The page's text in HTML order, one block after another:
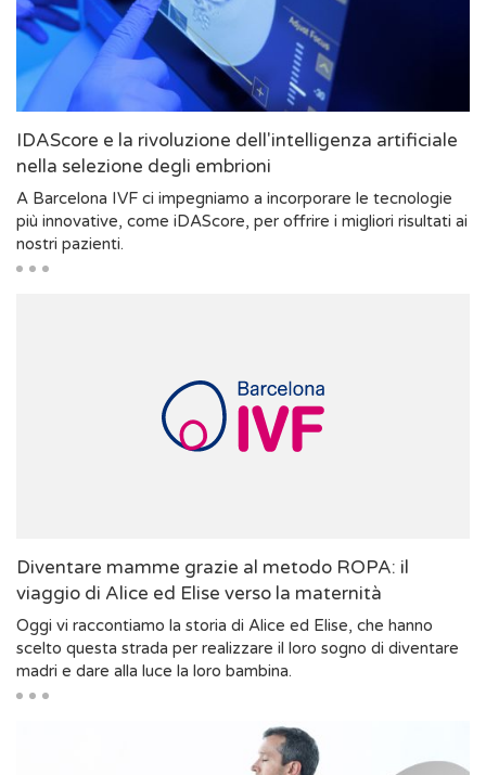
IDAScore e la rivoluzione dell'intelligenza artificiale
nella selezione degli embrioni
A Barcelona IVF ci impegniamo a incorporare le tecnologie
più innovative, come iDAScore, per offrire i migliori risultati ai
nostri pazienti.
Diventare mamme grazie al metodo ROPA: il
viaggio di Alice ed Elise verso la maternità
Oggi vi raccontiamo la storia di Alice ed Elise, che hanno
scelto questa strada per realizzare il loro sogno di diventare
madri e dare alla luce la loro bambina.